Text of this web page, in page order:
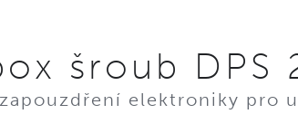
šroub DPS
elektroniky pro